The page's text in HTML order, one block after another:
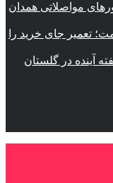
در محورهای مواصلاتی همدان
تعمیر جای خرید را
آینده در گلستان